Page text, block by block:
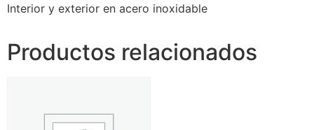
Interior y exterior en acero inoxidable
Productos relacionados